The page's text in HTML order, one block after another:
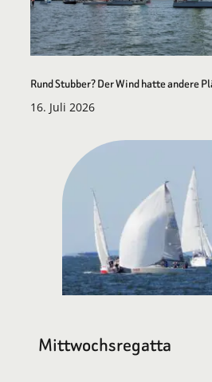
Rund Stubber? Der Wind hatte andere
16. Juli 2026
Mittwochsregatta